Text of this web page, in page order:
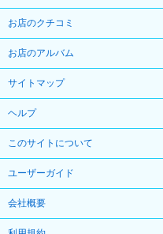
お店のクチコミ
お店のアルバム
サイトマップ
ヘルプ
このサイトについて
ユーザーガイド
会社概要